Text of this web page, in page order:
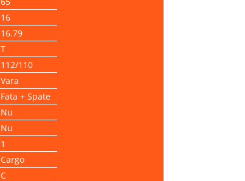
16
16.79
T
112/110
Vara
Fata + Spate
Nu
Nu
1
Cargo
C